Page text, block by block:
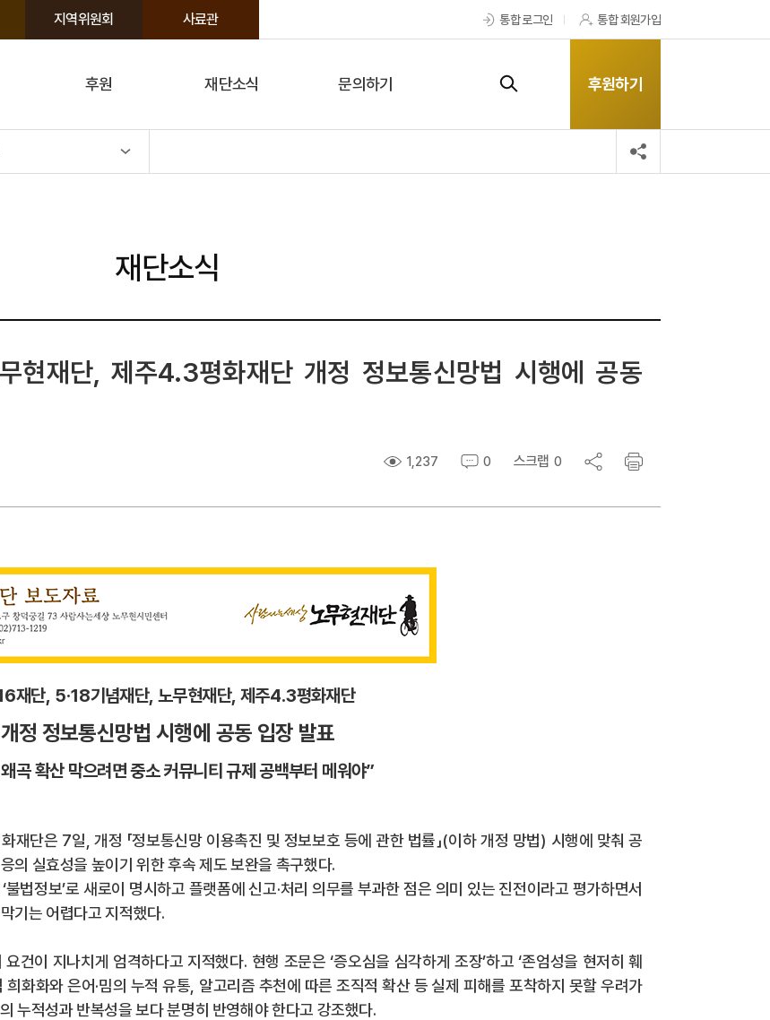
지역위원회 사료관 통합 로그인 통합 회원가입
후원 재단소식 문의하기 후원하기
재단소식
현재단, 제주4.3평화재단 개정 정보통신망법 시행에 공동
1,237 0 스크랩 0
재단, 5·18기념재단,노무현재단, 제주4.3평화재단
개정 정보통신망법 시행에 공동 입장 발표
왜곡 확산 막으려면 중소 커뮤니티 규제 공백부터 메워야”
재단은 7일 ,개정 「정보통신망 이용촉진 및 정보보호 등에 관한 법률 」(이하 개정 망법) 시행에 맞춰 공
의 실효성을 높이기 위한 후속 제도 보완을 촉구했다.
‘불법정보’로 새로이 명시하고 플랫폼에 신고·처리 의무를 부과한 점은 의미 있는 진전이라고 평가하면서
기는 어렵다고 지적했다.
요건이 지나치게 엄격하다고 지적했다. 현행 조문은‘증오심을 심각하게 조장’하고‘존엄성을 현저히 훼
희화화와 은어·밈의 누적 유통 알고리즘 추천에 따른 조직적 확산 등 실제 피해를 포착하지 못할 우려가
누적성과 반복성을 보다 분명히 반영해야 한다고 강조했다.